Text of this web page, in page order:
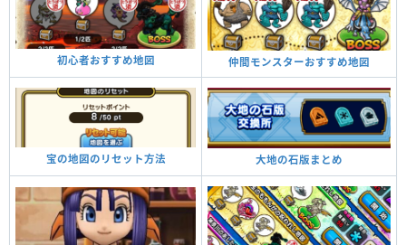
初心者おすすめ地図 仲間モンスターおすすめ地図
宝の地図のリセット方法 大地の石版まとめ